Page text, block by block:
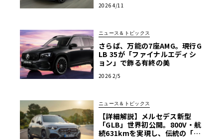
2026 4/11
ニュース＆トピックス
さらば、万能の7座AMG。現行G
LB 35が「ファイナルエディシ
ョン」で飾る有終の美
2026 2/5
ニュース＆トピックス
【詳細解説】メルセデス新型
「GLB」世界初公開。800V・航
続631kmを実現し、伝統の「7